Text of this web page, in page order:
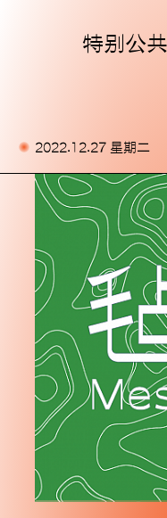
特别公
2022.12.27 星期二
委任
支持我们
关于